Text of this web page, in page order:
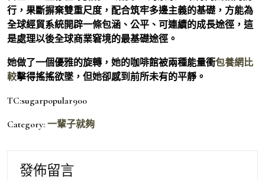
行，果斷摒棄雙重尺度，配合筑牢多邊主義的基礎，方能為
全球經貿系統開辟一條包涵、公平、可連續的成長途徑，這
是處理以後全球商業窘境的最基礎途徑。
她做了一個優雅的旋轉，她的咖啡館被兩種能量衝包養網比
較擊得搖搖欲墜，但她卻感到前所未有的平靜。
TC:sugarpopular900
Category: 一輩子就夠
發佈留言